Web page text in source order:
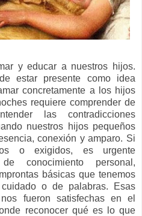
y educar a nuestros hijos.
estar presente como idea
concretamente a los hijos
requiere comprender de
las contradicciones
nuestros hijos pequeños
conexión y amparo. Si
o exigidos, es urgente
conocimiento personal,
básicas que tenemos
o de palabras. Esas
fueron satisfechas en el
reconocer qué es lo que